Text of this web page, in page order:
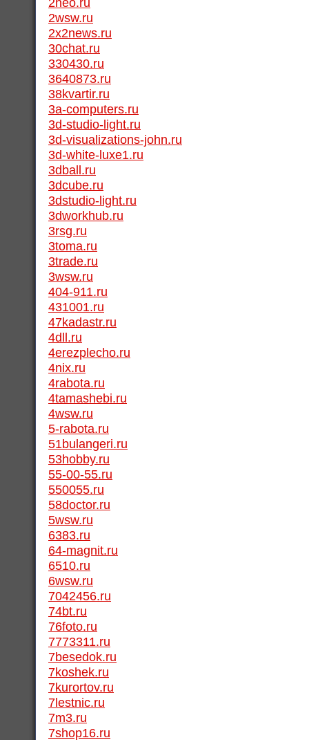
2wsw.ru
2x2news.ru
30chat.ru
330430.ru
3640873.ru
38kvartir.ru
3a-computers.ru
3d-studio-light.ru
3d-visualizations-john.ru
3d-white-luxe1.ru
3dball.ru
3dcube.ru
3dstudio-light.ru
3dworkhub.ru
3rsg.ru
3toma.ru
3trade.ru
3wsw.ru
404-911.ru
431001.ru
47kadastr.ru
4dll.ru
4erezplecho.ru
4nix.ru
4rabota.ru
4tamashebi.ru
4wsw.ru
5-rabota.ru
51bulangeri.ru
53hobby.ru
55-00-55.ru
550055.ru
58doctor.ru
5wsw.ru
6383.ru
64-magnit.ru
6510.ru
6wsw.ru
7042456.ru
74bt.ru
76foto.ru
7773311.ru
7besedok.ru
7koshek.ru
7kurortov.ru
7lestnic.ru
7m3.ru
7shop16.ru